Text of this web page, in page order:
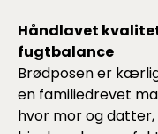
Håndlavet
fugtbalance
Brødposen er
en familiedrevet
hvor mor og